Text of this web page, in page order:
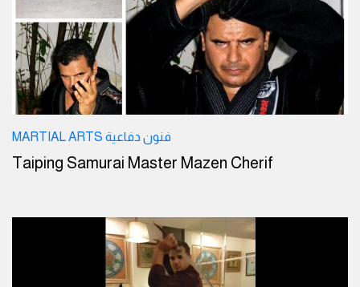
MARTIAL ARTS فنون دفاعية
Taiping Samurai Master Mazen Cherif